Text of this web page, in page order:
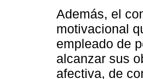
Además, el
motivacional
empleado de
alcanzar sus
afectiva, de